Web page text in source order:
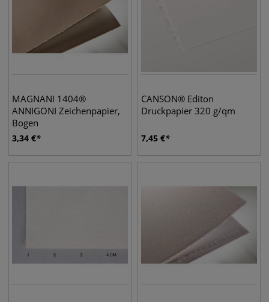
MAGNANI 1404®
ANNIGONI Zeichenpapier,
Bogen
3,34 €
CANSON® Editon
Druckpapier 320 g/qm
7,45 €